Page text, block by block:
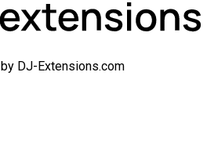
by DJ-Extensions.com